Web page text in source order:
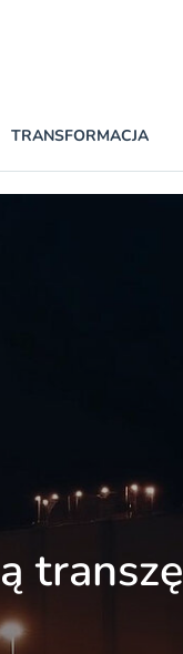
TRANSFORMACJA
transzę